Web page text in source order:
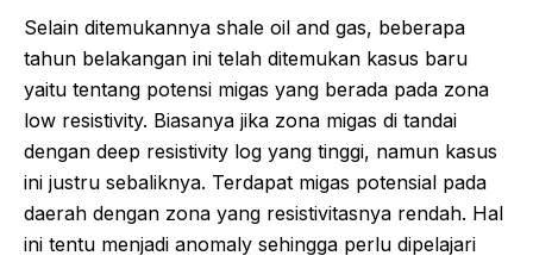
Selain ditemukannya shale oil and gas, beberapa
tahun belakangan ini telah ditemukan kasus baru
yaitu tentang potensi migas yang berada pada zona
low resistivity. Biasanya jika zona migas di tandai
dengan deep resistivity log yang tinggi, namun kasus
ini justru sebaliknya. Terdapat migas potensial pada
daerah dengan zona yang resistivitasnya rendah. Hal
ini tentu menjadi anomaly sehingga perlu dipelajari